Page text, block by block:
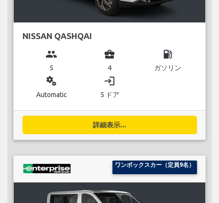
NISSAN QASHQAI
group
5
business_center
4
local_gas_station
ガソリン
miscellaneous_services
Automatic
login
5 ドア
詳細表示...
ワンボックスカー（定員9名）